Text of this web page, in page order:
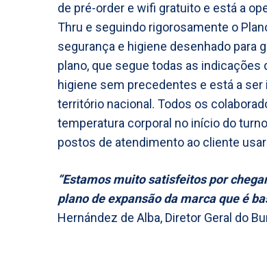
de pré-order e wifi gratuito e está a
Thru e seguindo rigorosamente o
segurança e higiene desenhado para
plano, que segue todas as indicações
higiene sem precedentes e está a
território nacional. Todos os
temperatura corporal no início do
postos de atendimento ao cliente
“Estamos muito satisfeitos por
plano de expansão da marca que é
Hernández de Alba, Diretor Geral do